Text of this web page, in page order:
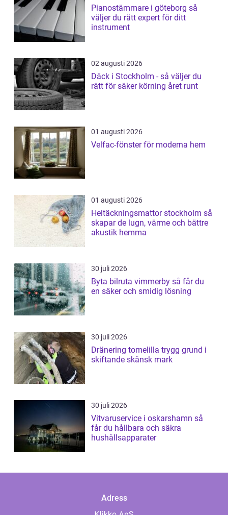
Pianostämmare i göteborg så
väljer du rätt expert för ditt
instrument
02 augusti 2026
Däck i Stockholm - så väljer du
rätt för säker körning året runt
01 augusti 2026
Velfac-fönster för moderna hem
01 augusti 2026
Heltäckningsmattor stockholm så
skapar de lugn, värme och bättre
akustik hemma
30 juli 2026
Byta bilruta vimmerby så får du
en säker och smidig lösning
30 juli 2026
Dränering tomelilla trygg grund i
skiftande skånsk mark
30 juli 2026
Vitvaruservice i oskarshamn så
får du hållbara och säkra
hushållsapparater
Adress